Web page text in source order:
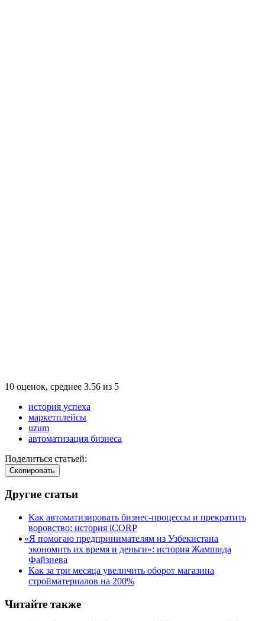
10 оценок, среднее 3.56 из 5
история успеха
маркетплейсы
uzum
автоматизация бизнеса
Поделиться статьей:
Cкопировать
Другие статьи
Как автоматизировать бизнес-процессы и прекратить
воровство: история iCORP
«Я помогаю предпринимателям из Узбекистана
экономить их время и деньги»: история Жамшида
Файзиева
Как за три месяца увеличить оборот магазина
стройматериалов на 200%
Читайте также